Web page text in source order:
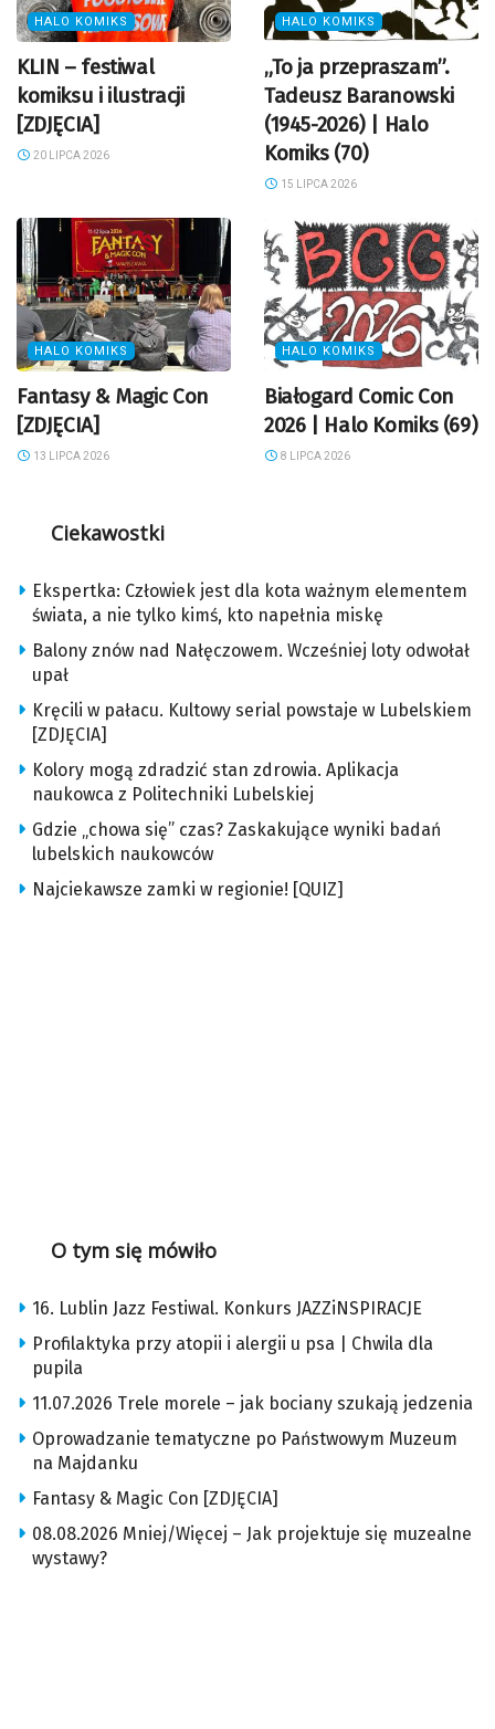
HALO KOMIKS
KLIN – festiwal
komiksu i ilustracji
[ZDJĘCIA]
20 LIPCA 2026
HALO KOMIKS
„To ja przepraszam”.
Tadeusz Baranowski
(1945-2026) | Halo
Komiks (70)
15 LIPCA 2026
HALO KOMIKS
Fantasy & Magic Con
[ZDJĘCIA]
13 LIPCA 2026
HALO KOMIKS
Białogard Comic Con
2026 | Halo Komiks (69)
8 LIPCA 2026
Ciekawostki
Ekspertka: Człowiek jest dla kota ważnym elementem
świata, a nie tylko kimś, kto napełnia miskę
Balony znów nad Nałęczowem. Wcześniej loty odwołał
upał
Kręcili w pałacu. Kultowy serial powstaje w Lubelskiem
[ZDJĘCIA]
Kolory mogą zdradzić stan zdrowia. Aplikacja
naukowca z Politechniki Lubelskiej
Gdzie „chowa się” czas? Zaskakujące wyniki badań
lubelskich naukowców
Najciekawsze zamki w regionie! [QUIZ]
O tym się mówiło
16. Lublin Jazz Festiwal. Konkurs JAZZiNSPIRACJE
Profilaktyka przy atopii i alergii u psa | Chwila dla
pupila
11.07.2026 Trele morele – jak bociany szukają jedzenia
Oprowadzanie tematyczne po Państwowym Muzeum
na Majdanku
Fantasy & Magic Con [ZDJĘCIA]
08.08.2026 Mniej/Więcej – Jak projektuje się muzealne
wystawy?